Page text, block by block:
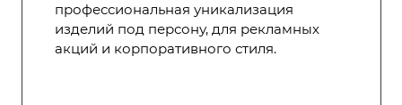
профессиональная уникализация
изделий под персону, для рекламных
акций и корпоративного стиля.